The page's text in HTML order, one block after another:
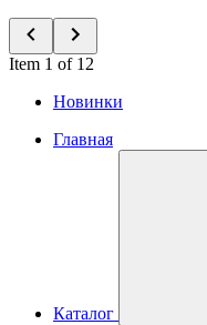
Item 1 of 12
Новинки
Главная
Каталог